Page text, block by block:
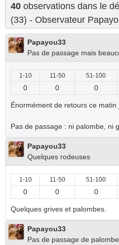
40 observations dans le
(33) - Observateur
Papayou33
Pas de passage mais
1-10 11-50 51-100
0 0 0
Énormément de retours ce matin
Pas de passage : ni palombe, ni
Papayou33
Quelques rodeuses
1-10 11-50 51-100
0 0 0
Quelques grives et palombes.
Papayou33
Pas de passage de